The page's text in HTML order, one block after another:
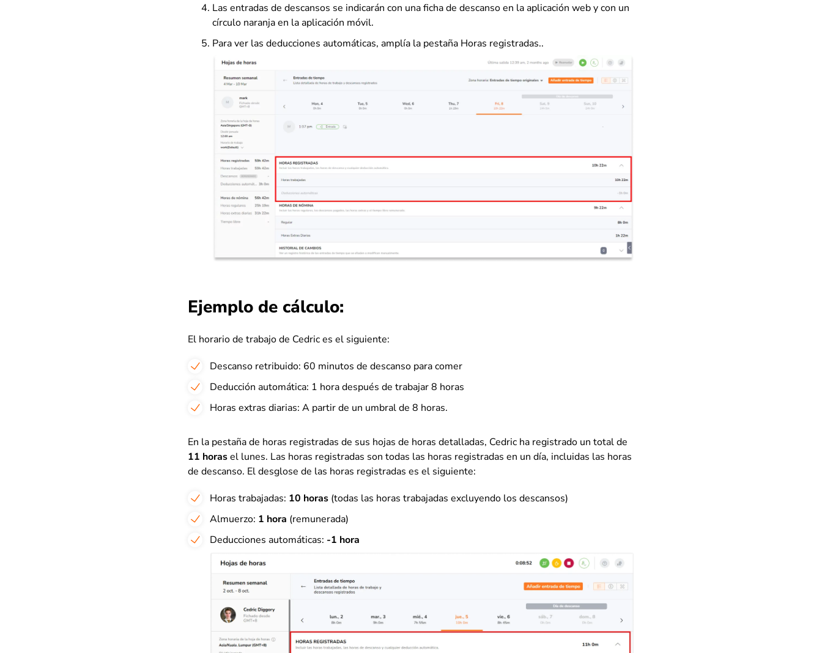
Las entradas de descansos se indicarán con una ficha de descanso en la aplicación web y con un
círculo naranja en la aplicación móvil.
Para ver las deducciones automáticas, amplía la pestaña Horas registradas..
Ejemplo de cálculo:
El horario de trabajo de Cedric es el siguiente:
Descanso retribuido: 60 minutos de descanso para comer
Deducción automática: 1 hora después de trabajar 8 horas
Horas extras diarias: A partir de un umbral de 8 horas.
En la pestaña de horas registradas de sus hojas de horas detalladas, Cedric ha registrado un total de
11 horasel lunes. Las horas registradas son todas las horas registradas en un día, incluidas las horas
de descanso. El desglose de las horas registradas es el siguiente:
Horas trabajadas: 10 horas (todas las horas trabajadas excluyendo los descansos)
Almuerzo: 1 hora (remunerada)
Deducciones automáticas: -1 hora